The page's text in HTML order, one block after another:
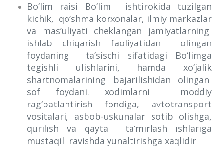
Bo‘lim raisi Bo‘lim ishtirokida tuzilgan
kichik, qo‘shma korxonalar, ilmiy markazlar
va mas’uliyati cheklangan jamiyatlarning
ishlab chiqarish faoliyatidan olingan
foydaning ta’sischi sifatidagi Bo‘limga
tegishli ulishlarini, hamda xo‘jalik
shartnomalarining bajarilishidan olingan
sof foydani, xodimlarni moddiy
rag‘batlantirish fondiga, avtotransport
vositalari, asbob-uskunalar sotib olishga,
qurilish va qayta ta’mirlash ishlariga
mustaqil ravishda yunaltirishga xaqlidir.